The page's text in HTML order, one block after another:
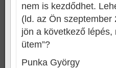
nem is kezdődhet.
(ld. az Ön
jön a következő lépés,
ütem”?
Punka György